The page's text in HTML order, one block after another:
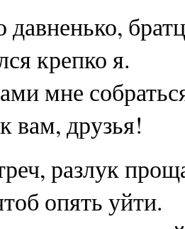
давненько,
крепко я.
мне
вам, друзья!
разлук
опять уйти.